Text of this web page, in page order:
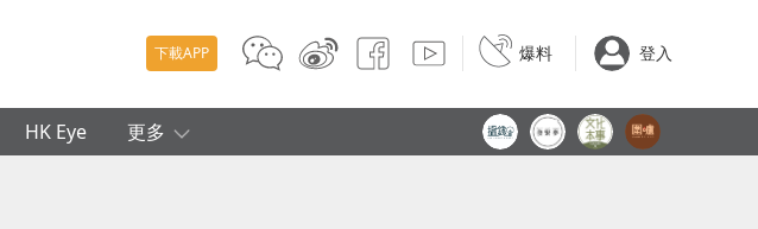
下載APP 爆料 登入
HK Eye 更多